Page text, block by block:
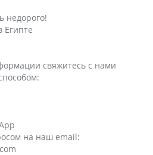
недорого!
Египте
свяжитесь с нами
на наш email: